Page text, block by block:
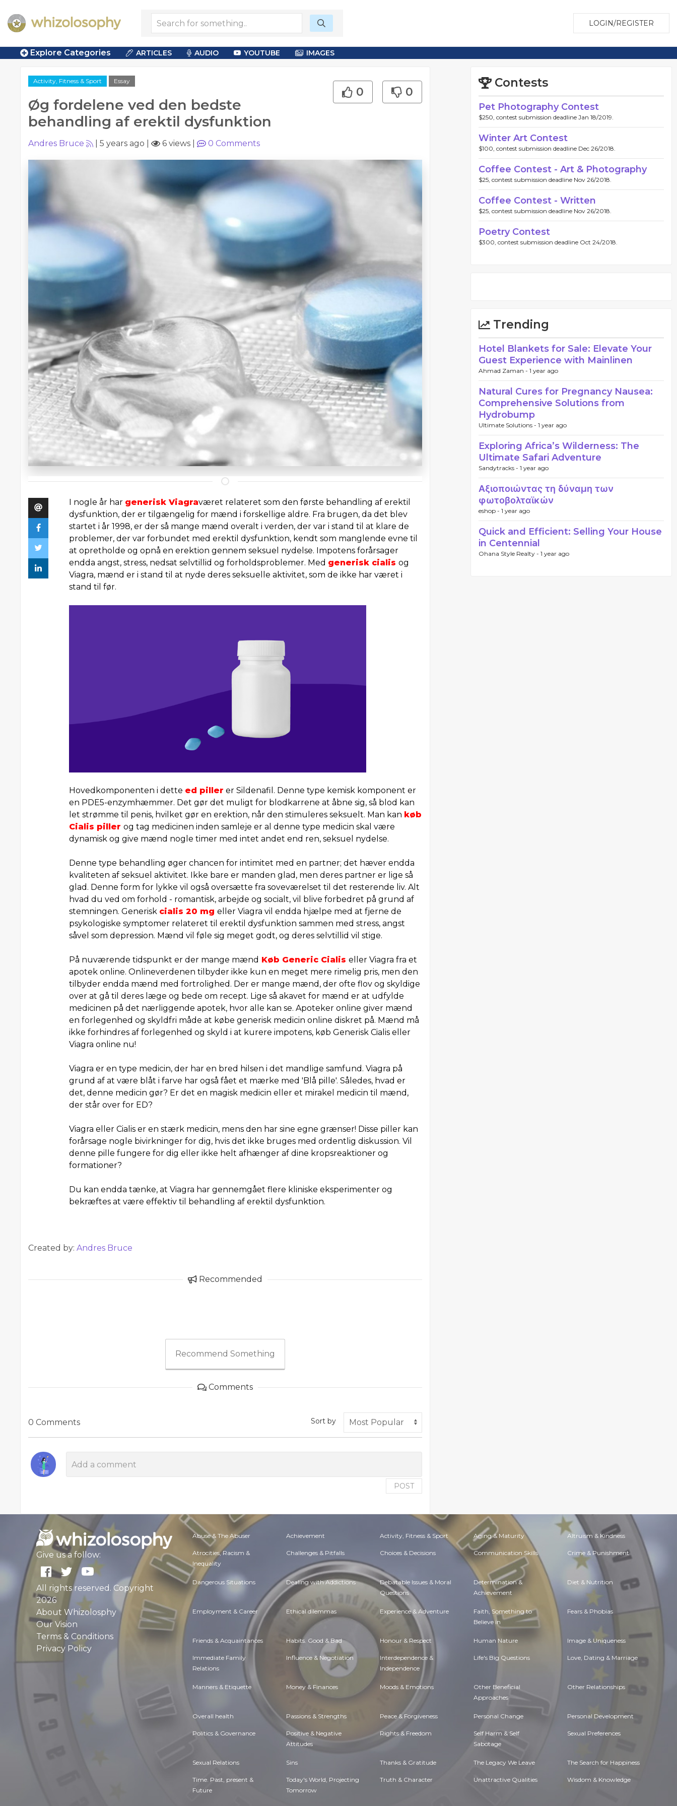
LOGIN/REGISTER
Explore Categories ARTICLES AUDIO YOUTUBE IMAGES
Activity, Fitness & Sport Essay
Øg fordelene ved den bedste
behandling af erektil dysfunktion
0 0
Andres Bruce 5 years ago 6 views 0 Comments
I nogle år har generisk Viagraværet relateret som den første behandling af erektil
dysfunktion, der er tilgængelig for mænd i forskellige aldre. Fra brugen, da det blev
startet i år 1998, er der så mange mænd overalt i verden, der var i stand til at klare de
problemer, der var forbundet med erektil dysfunktion, kendt som manglende evne til
at opretholde og opnå en erektion gennem seksuel nydelse. Impotens forårsager
endda angst, stress, nedsat selvtillid og forholdsproblemer. Med generisk cialis og
Viagra, mænd er i stand til at nyde deres seksuelle aktivitet, som de ikke har været i
stand til før.
Hovedkomponenten i dette ed piller er Sildenafil. Denne type kemisk komponent er
en PDE5-enzymhæmmer. Det gør det muligt for blodkarrene at åbne sig, så blod kan
let strømme til penis, hvilket gør en erektion, når den stimuleres seksuelt. Man kan køb
Cialis piller og tag medicinen inden samleje er al denne type medicin skal være
dynamisk og give mænd nogle timer med intet andet end ren, seksuel nydelse.
Denne type behandling øger chancen for intimitet med en partner; det hæver endda
kvaliteten af ​​seksuel aktivitet. Ikke bare er manden glad, men deres partner er lige så
glad. Denne form for lykke vil også oversætte fra soveværelset til det resterende liv. Alt
hvad du ved om forhold - romantisk, arbejde og socialt, vil blive forbedret på grund af
stemningen. Generisk cialis 20 mg eller Viagra vil endda hjælpe med at fjerne de
psykologiske symptomer relateret til erektil dysfunktion sammen med stress, angst
såvel som depression. Mænd vil føle sig meget godt, og deres selvtillid vil stige.
På nuværende tidspunkt er der mange mænd Køb Generic Cialis eller Viagra fra et
apotek online. Onlineverdenen tilbyder ikke kun en meget mere rimelig pris, men den
tilbyder endda mænd med fortrolighed. Der er mange mænd, der ofte flov og skyldige
over at gå til deres læge og bede om recept. Lige så akavet for mænd er at udfylde
medicinen på det nærliggende apotek, hvor alle kan se. Apoteker online giver mænd
en forlegenhed og skyldfri måde at købe generisk medicin online diskret på. Mænd må
ikke forhindres af forlegenhed og skyld i at kurere impotens, køb Generisk Cialis eller
Viagra online nu!
Viagra er en type medicin, der har en bred hilsen i det mandlige samfund. Viagra på
grund af at være blåt i farve har også fået et mærke med 'Blå pille'. Således, hvad er
det, denne medicin gør? Er det en magisk medicin eller et mirakel medicin til mænd,
der står over for ED?
Viagra eller Cialis er en stærk medicin, mens den har sine egne grænser! Disse piller kan
forårsage nogle bivirkninger for dig, hvis det ikke bruges med ordentlig diskussion. Vil
denne pille fungere for dig eller ikke helt afhænger af dine kropsreaktioner og
formationer?
Du kan endda tænke, at Viagra har gennemgået flere kliniske eksperimenter og
bekræftes at være effektiv til behandling af erektil dysfunktion.
Created by: Andres Bruce
Recommended
Recommend Something
Comments
0 Comments Sort by
POST
Contests
Pet Photography Contest
$250, contest submission deadline Jan 18/2019.
Winter Art Contest
$100, contest submission deadline Dec 26/2018.
Coffee Contest - Art & Photography
$25, contest submission deadline Nov 26/2018.
Coffee Contest - Written
$25, contest submission deadline Nov 26/2018.
Poetry Contest
$300, contest submission deadline Oct 24/2018.
Trending
Hotel Blankets for Sale: Elevate Your
Guest Experience with Mainlinen
Ahmad Zaman - 1 year ago
Natural Cures for Pregnancy Nausea:
Comprehensive Solutions from
Hydrobump
Ultimate Solutions - 1 year ago
Exploring Africa’s Wilderness: The
Ultimate Safari Adventure
Sandytracks - 1 year ago
Αξιοποιώντας τη δύναμη των
φωτοβολταϊκών
eshop - 1 year ago
Quick and Efficient: Selling Your House
in Centennial
Ohana Style Realty - 1 year ago
Give us a follow:
All rights reserved. Copyright
2026
About Whizolosphy
Our Vision
Terms & Conditions
Privacy Policy
Abuse & The Abuser Achievement Activity, Fitness & Sport Aging & Maturity Altruism & Kindness
Atrocities, Racism &
Inequality
Challenges & Pitfalls Choices & Decisions Communication Skills Crime & Punishment
Dangerous Situations Dealing with Addictions Debatable Issues & Moral
Questions
Determination &
Achievement
Diet & Nutrition
Employment & Career Ethical dilemmas Experience & Adventure Faith, Something to
Believe in
Fears & Phobias
Friends & Acquaintances Habits. Good & Bad Honour & Respect Human Nature Image & Uniqueness
Immediate Family
Relations
Influence & Negotiation Interdependence &
Independence
Life's Big Questions Love, Dating & Marriage
Manners & Etiquette Money & Finances Moods & Emotions Other Beneficial
Approaches
Other Relationships
Overall health Passions & Strengths Peace & Forgiveness Personal Change Personal Development
Politics & Governance Positive & Negative
Attitudes
Rights & Freedom Self Harm & Self
Sabotage
Sexual Preferences
Sexual Relations Sins Thanks & Gratitude The Legacy We Leave The Search for Happiness
Time. Past, present &
Future
Today's World, Projecting
Tomorrow
Truth & Character Unattractive Qualities Wisdom & Knowledge